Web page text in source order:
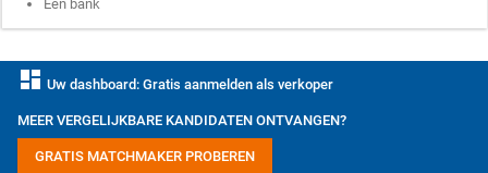
Een bank
dashboard Uw dashboard: Gratis aanmelden als verkoper
MEER VERGELIJKBARE KANDIDATEN ONTVANGEN?
GRATIS MATCHMAKER PROBEREN